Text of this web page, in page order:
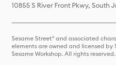
10855 S River Front Pkwy, South
Sesame Street® and associated
elements are owned and licensed by
Sesame Workshop. All rights reserved.